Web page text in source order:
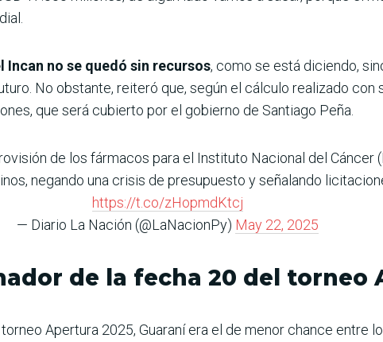
no se quedó sin recursos, como se está diciendo,
No obstante, reiteró que, según el cálculo realizado con
que será cubierto por el gobierno de Santiago Peña.
de los fármacos para el Instituto Nacional del
negando una crisis de presupuesto y señalando
https://t.co/zHopmdKtcj
— Diario La Nación (@LaNacionPy) May 22, 2025
de la fecha 20 del torneo
Apertura 2025, Guaraní era el de menor chance entre